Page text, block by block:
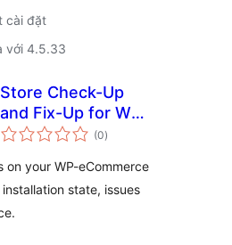
cài đặt
với 4.5.33
Store Check-Up
and Fix-Up for WP-
eCommerce (0tổng
đánh
)
on your WP-eCommerce
state, issues